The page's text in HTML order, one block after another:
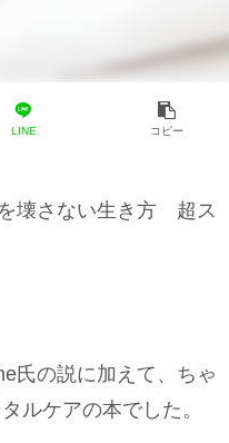
LINE コピー
壊さない生き方 超ス
氏の説に加えて、ちゃ
ルケアの本でした。